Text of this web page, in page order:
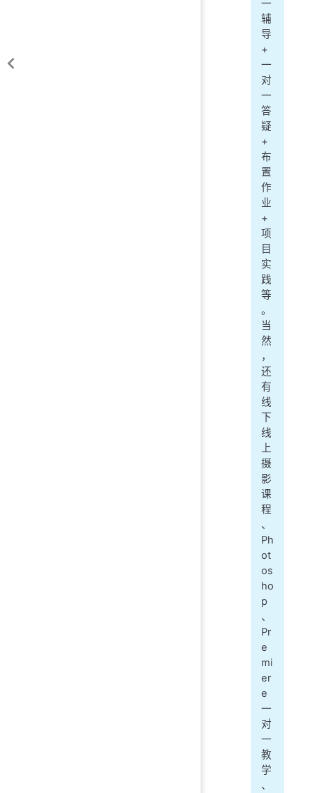
一
辅
导
+
一
对
一
答
疑
+
布
置
作
业
+
项
目
实
践
等
。
当
然
，
还
有
线
下
线
上
摄
影
课
程
、
Ph
ot
os
ho
p
、
Pr
e
mi
er
e
一
对
一
教
学
、